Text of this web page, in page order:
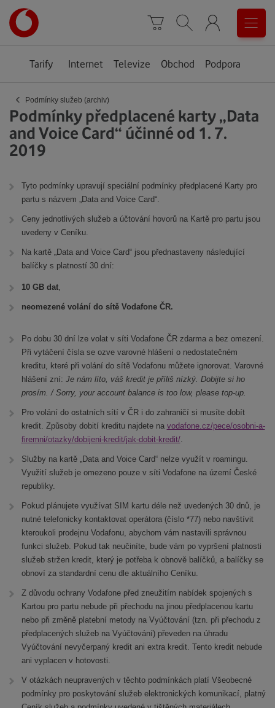
stránka
Košík
Vyhledávání
Menu
Tarify Internet Televize Obchod Podpora
‹ Podmínky služeb (archiv)
Podmínky předplacené karty „Data
and Voice Card“ účinné od 1. 7.
2019
Tyto podmínky upravují speciální podmínky předplacené Karty pro
partu s názvem „Data and Voice Card“.
Ceny jednotlivých služeb a účtování hovorů na Kartě pro partu jsou
uvedeny v Ceníku.
Na kartě „Data and Voice Card“ jsou přednastaveny následující
balíčky s platností 30 dní:
10 GB dat,
neomezené volání do sítě Vodafone ČR.
Po dobu 30 dní lze volat v síti Vodafone ČR zdarma a bez omezení.
Při vytáčení čísla se ozve varovné hlášení o nedostatečném
kreditu, které při volání do sítě Vodafonu můžete ignorovat. Varovné
hlášení zní: Je nám líto, váš kredit je příliš nízký. Dobijte si ho
prosím. / Sorry, your account balance is too low, please top-up.
Pro volání do ostatních sítí v ČR i do zahraničí si musíte dobít
kredit. Způsoby dobití kreditu najdete na vodafone.cz/pece/osobni-a-
firemni/otazky/dobijeni-kredit/jak-dobit-kredit/.
Služby na kartě „Data and Voice Card“ nelze využít v roamingu.
Využití služeb je omezeno pouze v síti Vodafone na území České
republiky.
Pokud plánujete využívat SIM kartu déle než uvedených 30 dnů, je
nutné telefonicky kontaktovat operátora (číslo *77) nebo navštívit
kteroukoli prodejnu Vodafonu, abychom vám nastavili správnou
funkci služeb. Pokud tak neučiníte, bude vám po vypršení platnosti
služeb stržen kredit, který je potřeba k obnově balíčků, a balíčky se
obnoví za standardní cenu dle aktuálního Ceníku.
Z důvodu ochrany Vodafone před zneužitím nabídek spojených s
Kartou pro partu nebude při přechodu na jinou předplacenou kartu
nebo při změně platební metody na Vyúčtování (tzn. při přechodu z
předplacených služeb na Vyúčtování) převeden na úhradu
Vyúčtování nevyčerpaný kredit ani extra kredit. Tento kredit nebude
ani vyplacen v hotovosti.
V otázkách neupravených v těchto podmínkách platí Všeobecné
podmínky pro poskytování služeb elektronických komunikací, platný